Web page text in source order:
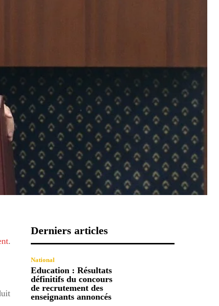
.
Derniers articles
National
Education : Résultats
définitifs du concours
de recrutement des
enseignants annoncés